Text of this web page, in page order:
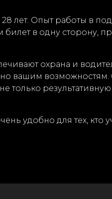
28 лет. Опыт работы в
в одну сторону,
охрана и
вашим
удобно для тех, кто